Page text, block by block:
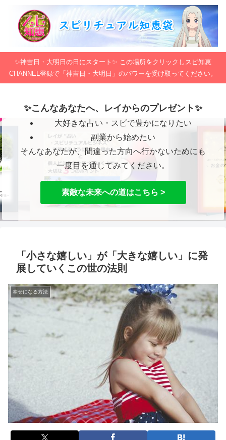
✨神吉日・大明日の日にスタート✨ この場所をクリックしスピ知恵
CHANNEL登録で「神吉日・大明日」のパワーを受け取ってください。
✨こんなあなたへ、レイからのプレゼント✨
大好きな占い・スピで豊かになりたい
副業から始めたい
そんなあなたが、間違った方向へ行かないためにも
一度目を通してみてください。
素敵な未来への道はこちら >
「小さな嬉しい」が「大きな嬉しい」に発
展していくこの世の法則
幸せになる方法